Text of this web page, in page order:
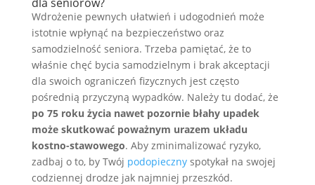
Wdrożenie pewnych ułatwień i udogodnień może
istotnie wpłynąć na bezpieczeństwo oraz
samodzielność seniora. Trzeba pamiętać, że to
właśnie chęć bycia samodzielnym i brak akceptacji
dla swoich ograniczeń fizycznych jest często
pośrednią przyczyną wypadków. Należy tu dodać, że
po 75 roku życia nawet pozornie błahy upadek
może skutkować poważnym urazem układu
kostno-stawowego. Aby zminimalizować ryzyko,
zadbaj o to, by Twój podopiecznyspotykał na swojej
codziennej drodze jak najmniej przeszkód.